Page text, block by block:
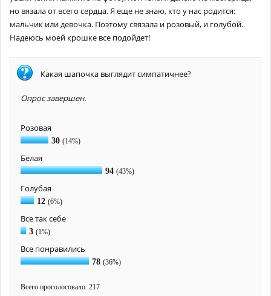
но вязала от всего сердца. Я еще не знаю, кто у нас родится:
мальчик или девочка. Поэтому связала и розовый, и голубой.
Надеюсь моей крошке все подойдет!
Какая шапочка выглядит симпатичнее?
Опрос завершен.
Розовая
30 (14%)
Белая
94 (43%)
Голубая
12 (6%)
Все так себе
3 (1%)
Все понравились
78 (36%)
Всего проголосовало: 217